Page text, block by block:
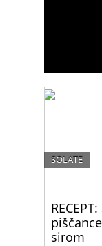
sirom
SOLATE